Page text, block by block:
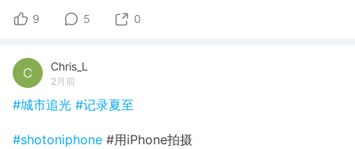
9 5 0
Chris_L
2月前
#城市追光 #记录夏至
#shotoniphone #用iPhone拍摄